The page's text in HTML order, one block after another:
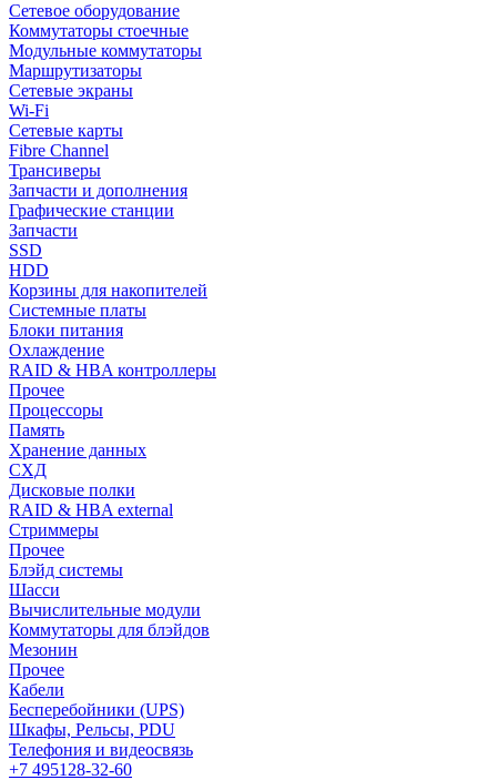
Сетевое оборудование
Коммутаторы стоечные
Модульные коммутаторы
Маршрутизаторы
Сетевые экраны
Wi-Fi
Сетевые карты
Fibre Channel
Трансиверы
Запчасти и дополнения
Графические станции
Запчасти
SSD
HDD
Корзины для накопителей
Системные платы
Блоки питания
Охлаждение
RAID & HBA контроллеры
Прочее
Процессоры
Память
Хранение данных
СХД
Дисковые полки
RAID & HBA external
Стриммеры
Прочее
Блэйд системы
Шасси
Вычислительные модули
Коммутаторы для блэйдов
Мезонин
Прочее
Кабели
Бесперебойники (UPS)
Шкафы, Рельсы, PDU
Телефония и видеосвязь
+7 495128-32-60